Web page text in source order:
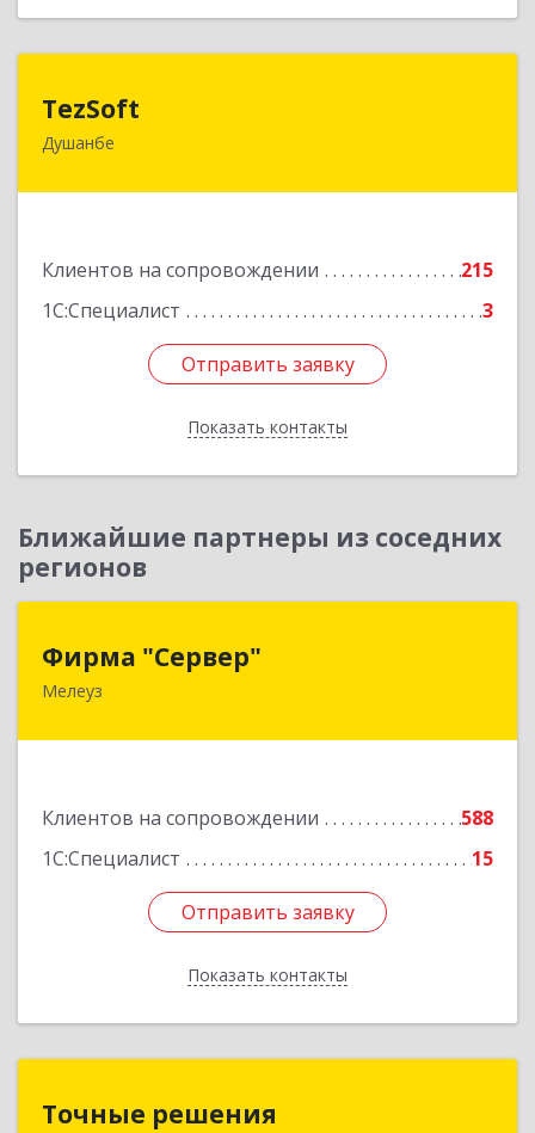
TezSoft
Душанбе
Клиентов на сопровождении
215
1С:Специалист
3
Отправить заявку
Показать контакты
Таджикистан, г. Душанбе, ул. Дружбы народов,
Отправить заявку
Назад
Ближайшие партнеры из соседних
регионов
Фирма "Сервер"
Мелеуз
Клиентов на сопровождении
588
1С:Специалист
15
Отправить заявку
Показать контакты
453852, Башкортостан Респ, Мелеузовский р-н,
Отправить заявку
Назад
Точные решения